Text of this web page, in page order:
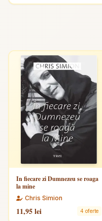
In fiecare zi Dumnezeu se roaga
la mine
Chris Simion
11,95 lei 4 oferte